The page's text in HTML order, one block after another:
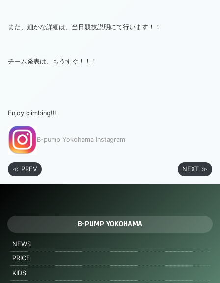
また、細かな詳細は、当日競技説明にて行います！！
チーム発表は、もうすぐ！！！
Enjoy climbing!!!
B-pump Yokohama Instagram
≪ PREV NEXT ≫
B-PUMP YOKOHAMA
NEWS
PRICE
KIDS